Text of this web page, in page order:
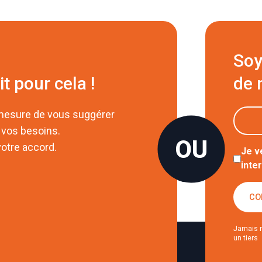
pour cela !
de vous suggérer
besoins.
accord.
de
Je
Jamais
un tiers